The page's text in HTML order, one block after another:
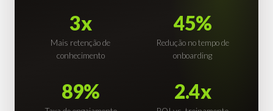
3
4
5
6
7
x
Mais retenção de
conhecimento
4
5
6
7
8
5
6
7
8
9
%
Redução no tempo de
onboarding
4
5
6
8
5
6
7
9% 2.4x